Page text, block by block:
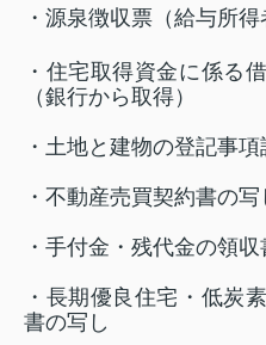
・源泉徴収票（給与所得
・住宅取得資金に係る
（銀行から取得）
・土地と建物の登記事
・不動産売買契約書の写
・手付金・残代金の領収
・長期優良住宅・低炭
書の写し